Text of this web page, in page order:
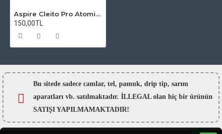
Aspire Cleito Pro Atomizer Camı
150,00TL
Bu sitede sadece camlar, tel, pamuk, drip tip, sarım
aparatları vb. satılmaktadır. İLLEGAL olan hiç bir ürünün
SATIŞI YAPILMAMAKTADIR!